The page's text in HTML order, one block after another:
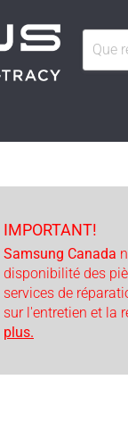
IMPORTANT!
Samsung Canada
disponibilité des
services de
sur l'entretien et la
plus.